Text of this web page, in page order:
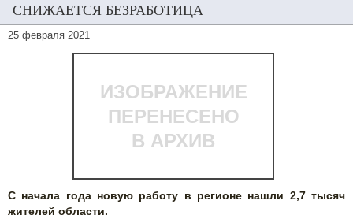
СНИЖАЕТСЯ БЕЗРАБОТИЦА
25 февраля 2021
ИЗОБРАЖЕНИЕ
ПЕРЕНЕСЕНО
В АРХИВ
С начала года новую работу в регионе нашли 2,7 тысяч
жителей области.